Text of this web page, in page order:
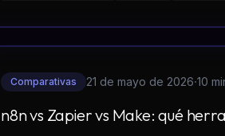
Comparativas 21 de mayo de 2026·10
n8n vs Zapier vs Make: qué